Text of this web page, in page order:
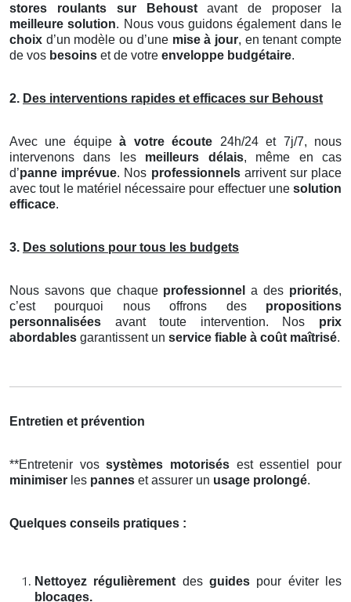
stores roulants
sur Behoustavant de proposer la
meilleure solution. Nous vous guidons également dans le
choix d’un modèle ou d’une mise à jour, en tenant compte
de vos besoins et de votre enveloppe budgétaire.
2. Des interventions rapides et efficaces sur Behoust
Avec une équipeà votre écoute 24h/24 et 7j/7, nous
intervenons dans les meilleurs délais, même en cas
d’panne imprévue. Nos professionnelsarrivent sur place
avec tout le matériel nécessaire pour effectuer une solution
efficace.
3. Des solutions pour tous les budgets
Nous savons que chaque professionnel a des priorités,
c’est pourquoi nous offrons des propositions
personnalisées avant toute intervention. Nos prix
abordables garantissent un service fiable à coût maîtrisé.
Entretien et prévention
**Entretenir vossystèmes motorisés est essentiel pour
minimiser les pannes et assurer un usage prolongé.
Quelques conseils pratiques :
Nettoyez régulièrement desguides pour éviter les
blocages.